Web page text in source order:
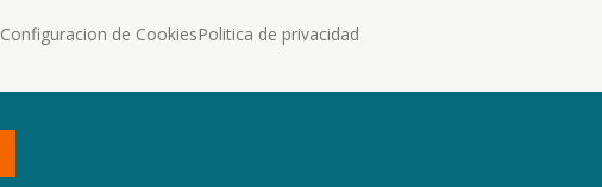
Configuracion de CookiesPolitica de privacidad